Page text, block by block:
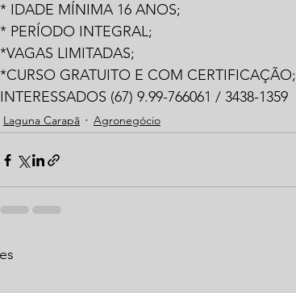
* IDADE MÍNIMA 16 ANOS;
* PERÍODO INTEGRAL;
*VAGAS LIMITADAS;
*CURSO GRATUITO E COM CERTIFICAÇÃO;
INTERESSADOS (67) 9.99-766061 / 3438-1359
Laguna Carapã Agronegócio